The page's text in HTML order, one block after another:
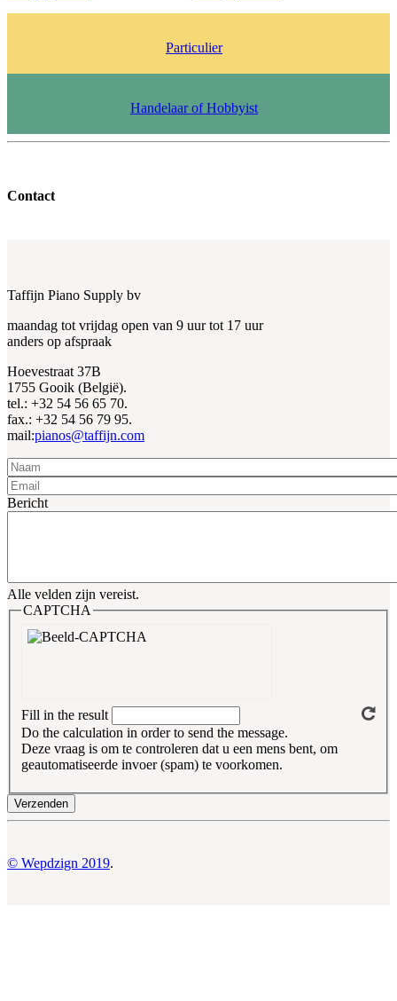
Particulier
Handelaar of Hobbyist
Contact
Taffijn Piano Supply bv
maandag tot vrijdag open van 9 uur tot 17 uur
anders op afspraak
Hoevestraat 37B
1755 Gooik (België).
tel.: +32 54 56 65 70.
fax.: +32 54 56 79 95.
mail:pianos@taffijn.com
Naam
Email
Bericht
Alle velden zijn vereist.
CAPTCHA
Fill in the result
Do the calculation in order to send the message.
Deze vraag is om te controleren dat u een mens bent, om
geautomatiseerde invoer (spam) te voorkomen.
© Wepdzign 2019.